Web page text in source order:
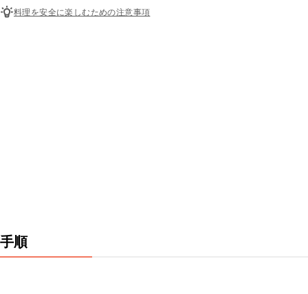
料理を安全に楽しむための注意事項
手順